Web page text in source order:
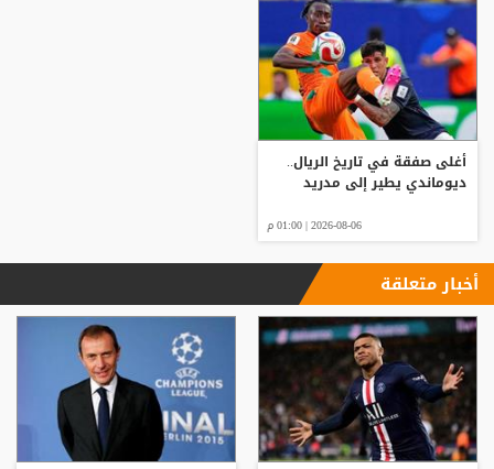
أغلى صفقة في تاريخ الريال..
ديوماندي يطير إلى مدريد
2026-08-06 | 01:00 م
أخبار متعلقة